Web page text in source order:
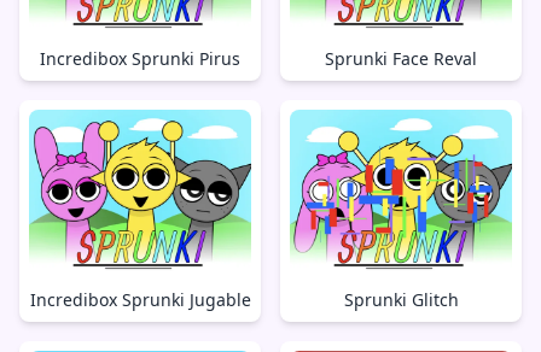
Incredibox Sprunki Pirus Sprunki Face Reval
Incredibox Sprunki Jugable Sprunki Glitch